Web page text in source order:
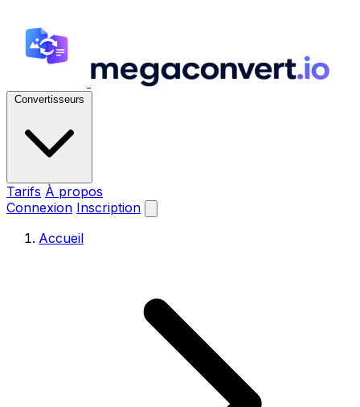
Convertisseurs
Tarifs À propos
Connexion Inscription
Accueil